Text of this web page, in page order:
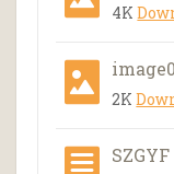
4K
2K